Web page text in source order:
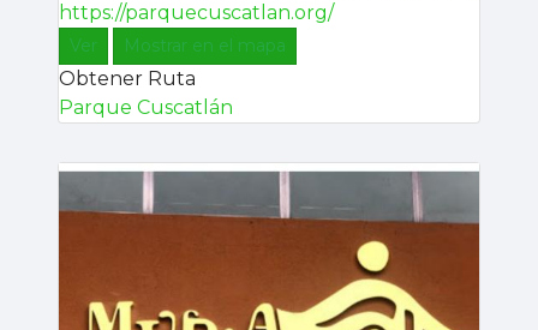
https://parquecuscatlan.org/
Ver Mostrar en el mapa
Obtener Ruta
Parque Cuscatlán